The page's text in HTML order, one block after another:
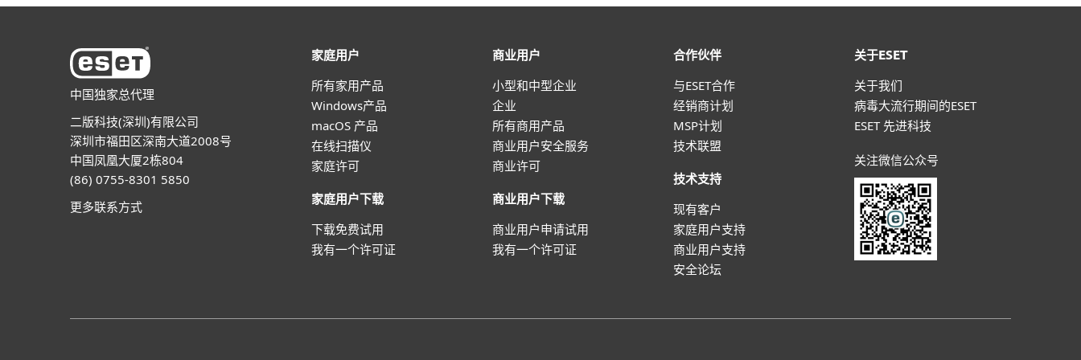
中国独家总代理
二版科技(深圳)有限公司
深圳市福田区深南大道2008号
中国凤凰大厦2栋804
(86) 0755-8301 5850
更多联系方式
家庭用户
所有家用产品
Windows产品
macOS 产品
在线扫描仪
家庭许可
家庭用户下载
下载免费试用
我有一个许可证
商业用户
小型和中型企业
企业
所有商用产品
商业用户安全服务
商业许可
商业用户下载
商业用户申请试用
我有一个许可证
合作伙伴
与ESET合作
经销商计划
MSP计划
技术联盟
技术支持
现有客户
家庭用户支持
商业用户支持
安全论坛
关于ESET
关于我们
病毒大流行期间的ESET
ESET 先进科技
关注微信公众号